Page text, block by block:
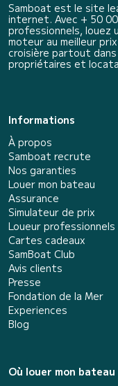
Samboat est le site
internet. Avec + 50
professionnels, louez
moteur au meilleur
croisière partout
propriétaires et
Informations
À propos
Samboat recrute
Nos garanties
Louer mon bateau
Assurance
Simulateur de prix
Loueur professionnels
Cartes cadeaux
SamBoat Club
Avis clients
Presse
Fondation de la Mer
Experiences
Blog
Où louer mon bateau